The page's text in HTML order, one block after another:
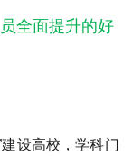
费
报名流程
费
报名流程
全面提升的好
建设高校，学科门